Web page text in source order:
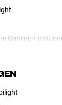
Gaming-